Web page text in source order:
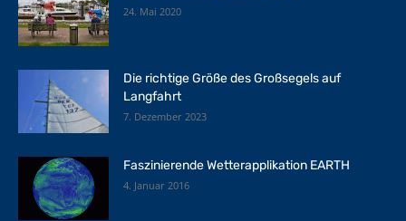
24. Mai 2020
Die richtige Größe des Großsegels auf
Langfahrt
7. Dezember 2023
Faszinierende Wetterapplikation EARTH
4. Januar 2016